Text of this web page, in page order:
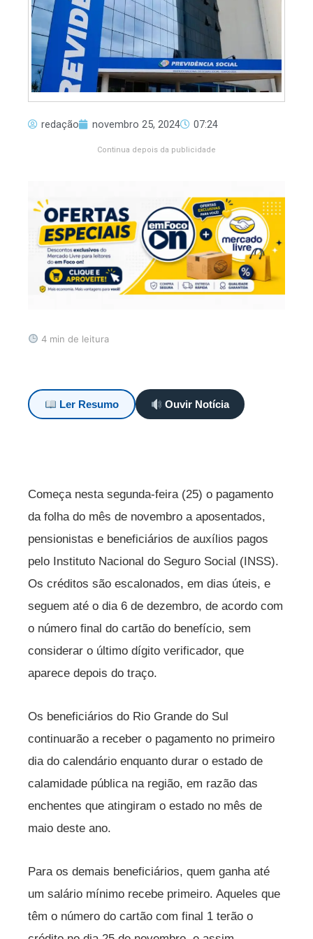
redação novembro 25, 2024 07:24
Continua depois da publicidade
4 min de leitura
Ler Resumo Ouvir Notícia
Começa nesta segunda-feira (25) o pagamento
da folha do mês de novembro a aposentados,
pensionistas e beneficiários de auxílios pagos
pelo Instituto Nacional do Seguro Social (INSS).
Os créditos são escalonados, em dias úteis, e
seguem até o dia 6 de dezembro, de acordo com
o número final do cartão do benefício, sem
considerar o último dígito verificador, que
aparece depois do traço.
Os beneficiários do Rio Grande do Sul
continuarão a receber o pagamento no primeiro
dia do calendário enquanto durar o estado de
calamidade pública na região, em razão das
enchentes que atingiram o estado no mês de
maio deste ano.
Para os demais beneficiários, quem ganha até
um salário mínimo recebe primeiro. Aqueles que
têm o número do cartão com final 1 terão o